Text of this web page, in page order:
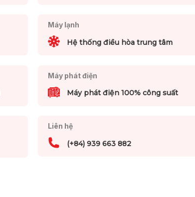
Máy lạnh
Hệ thống điều hòa trung tâm
Máy phát điện
Máy phát điện 100% công suất
Liên hệ
(+84) 939 663 882